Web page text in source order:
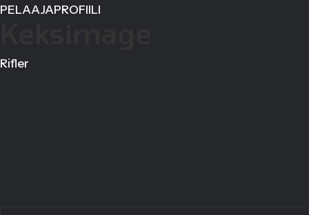
PELAAJAPROFIILI
Rifler